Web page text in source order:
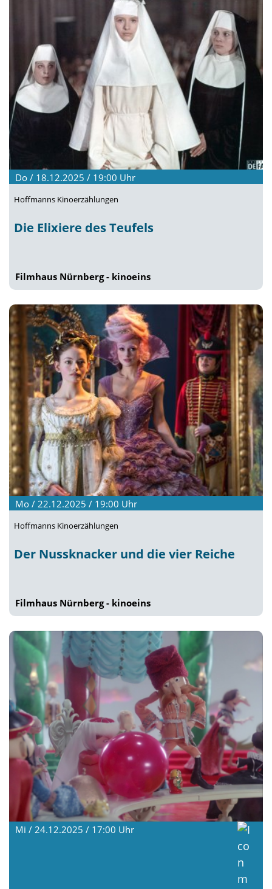
Do / 18.12.2025 / 19:00 Uhr
Hoffmanns Kinoerzählungen
Die Elixiere des Teufels
Filmhaus Nürnberg - kinoeins
Mo / 22.12.2025 / 19:00 Uhr
Hoffmanns Kinoerzählungen
Der Nussknacker und die vier Reiche
Filmhaus Nürnberg - kinoeins
Mi / 24.12.2025 / 17:00 Uhr